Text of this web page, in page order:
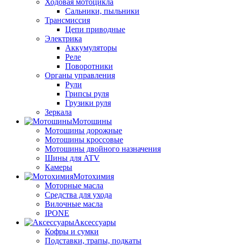
Ходовая мотоцикла
Сальники, пыльники
Трансмиссия
Цепи приводные
Электрика
Аккумуляторы
Реле
Поворотники
Органы управления
Рули
Грипсы руля
Грузики руля
Зеркала
Мотошины
Мотошины дорожные
Мотошины кроссовые
Мотошины двойного назначения
Шины для ATV
Камеры
Мотохимия
Моторные масла
Средства для ухода
Вилочные масла
IPONE
Аксессуары
Кофры и сумки
Подставки, трапы, подкаты